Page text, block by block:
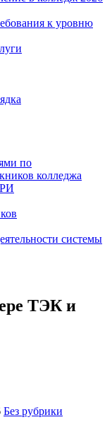
к уровню
по
колледжа
системы
ТЭК и
Без рубрики